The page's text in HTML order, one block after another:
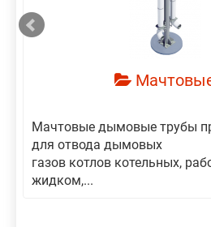
Мачтовые дымовые трубы
для отвода дымовых
газов котлов котельных,
жидком,...